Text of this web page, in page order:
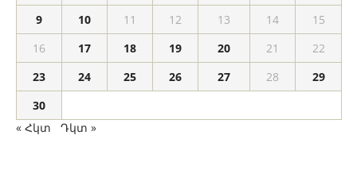
9
10 11 12 13 14
15
16
17 18 19 20 21
22
23
24 25 26 27 28
29
30
« Հկտ
Դկտ »